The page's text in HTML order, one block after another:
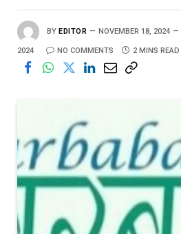
BY EDITOR NOVEMBER 18, 2024
2024 NO COMMENTS 2 MINS READ